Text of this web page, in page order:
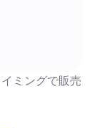
、ライセンス、コ
プAI画像ツールの
統合チェックリス
を自動化するプラ
ミングで販売